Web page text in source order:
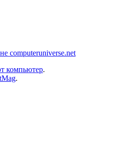
computeruniverse.net
компьютер.
.